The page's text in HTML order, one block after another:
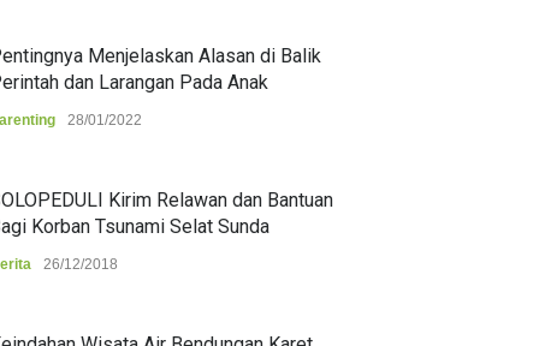
Menjelaskan Alasan di Balik
dan Larangan Pada Anak
28/01/2022
Kirim Relawan dan Bantuan
Korban Tsunami Selat Sunda
26/12/2018